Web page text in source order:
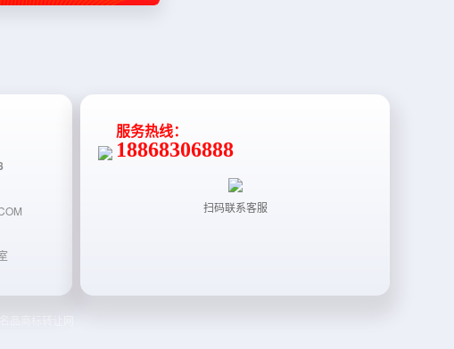
服务热线：
18868306888
扫码联系客服